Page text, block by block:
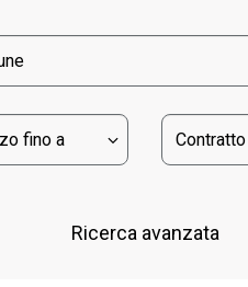
Ricerca avanzata